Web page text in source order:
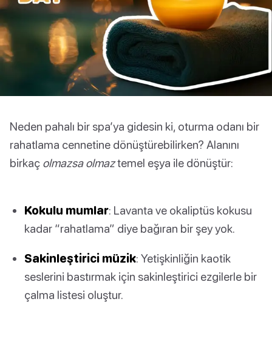
Neden pahalı bir spa’ya gidesin ki, oturma odanı bir
rahatlama cennetine dönüştürebilirken? Alanını
birkaç olmazsa olmaztemel eşya ile dönüştür:
Kokulu mumlar: Lavanta ve okaliptüs kokusu
kadar “rahatlama” diye bağıran bir şey yok.
Sakinleştirici müzik: Yetişkinliğin kaotik
seslerini bastırmak için sakinleştirici ezgilerle bir
çalma listesi oluştur.